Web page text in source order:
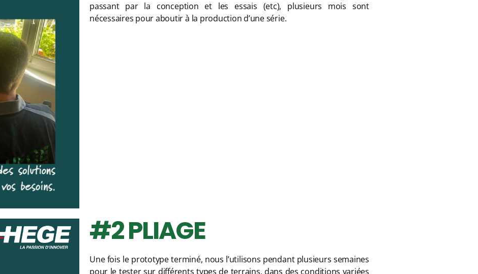
passant par la conception et les essais (etc), plusieurs mois sont
nécessaires pour aboutir à la production d’une série.
#2 PLIAGE
Une fois le prototype terminé, nous l’utilisons pendant plusieurs semaines
pour le tester sur différents types de terrains, dans des conditions variées